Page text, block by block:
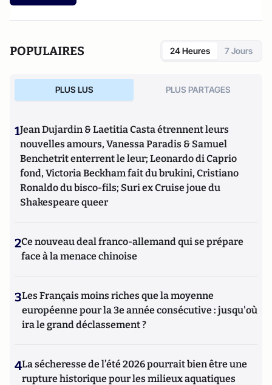
POPULAIRES 24 Heures 7 Jours
PLUS LUS PLUS PARTAGES
1Jean Dujardin & Laetitia Casta étrennent leurs
nouvelles amours, Vanessa Paradis & Samuel
Benchetrit enterrent le leur; Leonardo di Caprio
fond, Victoria Beckham fait du brukini, Cristiano
Ronaldo du bisco-fils; Suri ex Cruise joue du
Shakespeare queer
2Ce nouveau deal franco-allemand qui se prépare
face à la menace chinoise
3Les Français moins riches que la moyenne
européenne pour la 3e année consécutive : jusqu'où
ira le grand déclassement ?
4La sécheresse de l’été 2026 pourrait bien être une
rupture historique pour les milieux aquatiques